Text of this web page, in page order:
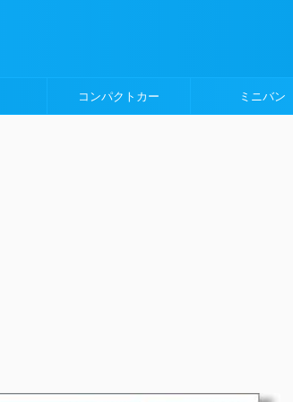
コンパクトカー ミニバン